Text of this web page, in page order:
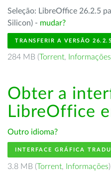
Seleção: LibreOffice 26.2.5
Silicon) - mudar?
TRANSFERIR A VERSÃO 26.2.5
284 MB (Torrent, Informações
Obter a
LibreOffice
Outro idioma?
INTERFACE GRÁFICA
3.8 MB (Torrent, Informações)